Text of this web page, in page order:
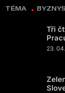
TÉMA BYZNYS
Tři
23.